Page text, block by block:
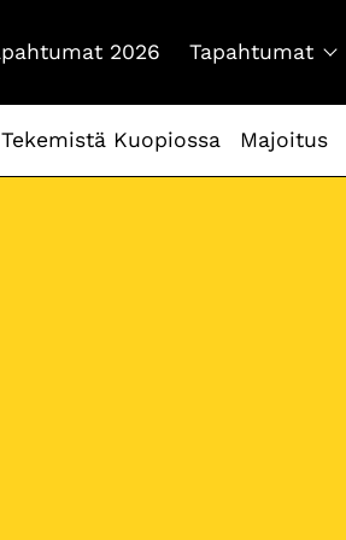
2026
Tapahtumat
Tekemistä Kuopiossa Majoitus